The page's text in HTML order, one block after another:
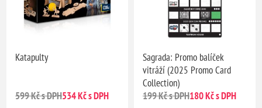
Katapulty
599 Kč s DPH534 Kč s DPH
Sagrada: Promo balíček
vitráží (2025 Promo Card
Collection)
199 Kč s DPH180 Kč s DPH